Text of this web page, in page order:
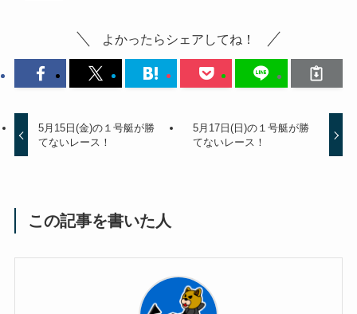
よかったらシェアしてね！
5月15日(金)の１号艇が勝
てないレース！
5月17日(日)の１号艇が勝
てないレース！
この記事を書いた人